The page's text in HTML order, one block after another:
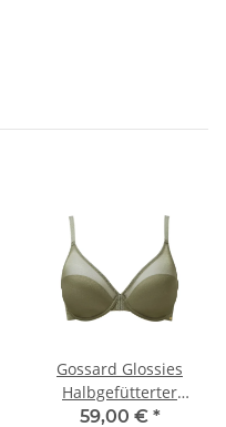
Gossard Glossies
Halbgefütterter
Triangel BH Sage
59,00 € *